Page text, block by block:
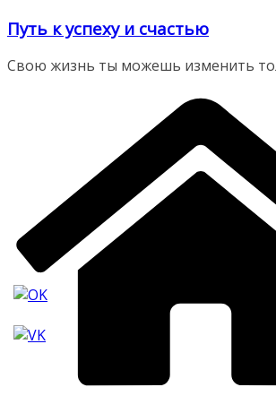
Перейти
содержимому
Путь к успеху и счастью
Свою жизнь ты можешь изменить